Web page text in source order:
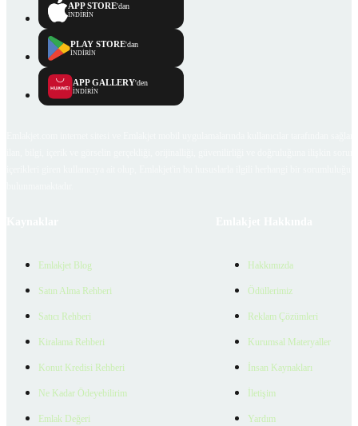
APP STORE'dan
İNDİRİN
PLAY STORE'dan
İNDİRİN
APP GALLERY'den
İNDİRİN
Emlakjet Blog
Satın Alma Rehberi
Satıcı Rehberi
Kiralama Rehberi
Konut Kredisi Rehberi
Ne Kadar Ödeyebilirim
Emlak Değeri
Hakkımızda
Ödüllerimiz
Reklam Çözümleri
Kurumsal Materyaller
İnsan Kaynakları
İletişim
Yardım